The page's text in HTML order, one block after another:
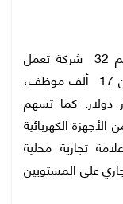
وأشار دعاس إلى أن مجموعة كوندور تضم 32 شركة تعمل
في 12 قطاعًا صناعيًا، ويعمل بها أكثر من 17 ألف موظف،
سنوية تتجاوز 1.5 مليار دولار. كما تسهم
من الأجهزة الكهربائية
المنزلية، وتنتج وتوزع 22 علامة تجارية محلية
على المستويين